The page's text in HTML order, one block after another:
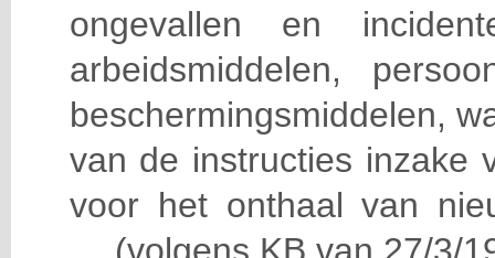
ongevallen en
arbeidsmiddelen,
beschermingsmiddelen,
van de instructies inzake
voor het onthaal van